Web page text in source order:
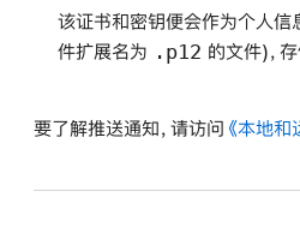
该证书和密钥便会作为个人
件扩展名为 .p12 的文件)，
要了解推送通知，请访问 《本地